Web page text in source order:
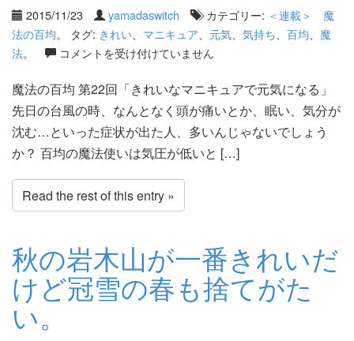
2015/11/23 yamadaswitch カテゴリー: ＜連載＞ 魔
法の百均。 タグ: きれい マニキュア 元気 気持ち 百均
魔
法。 コメントを受け付けていません
魔法の百均 第22回「きれいなマニキュアで元気になる」
先日の台風の時、なんとなく頭が痛いとか、眠い、気分が
沈む…といった症状が出た人、多いんじゃないでしょう
か？ 百均の魔法使いは気圧が低いと […]
Read the rest of this entry »
秋の岩木山が一番きれいだ
けど冠雪の春も捨てがた
い。